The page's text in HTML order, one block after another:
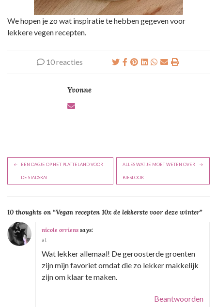
We hopen je zo wat inspiratie te hebben gegeven voor
lekkere vegen recepten.
10 reacties
Yvonne
B
c
h
t
EEN DAGJE OP HET PLATTELAND VOOR
DE STADSKAT
ALLES WAT JE MOET WETEN OVER
BIESLOOK
10 thoughts on “Vegan recepten 10x de lekkerste voor deze winter”
nicole orriens says:
at
Wat lekker allemaal! De geroosterde groenten
zijn mijn favoriet omdat die zo lekker makkelijk
zijn om klaar te maken.
Beantwoorden